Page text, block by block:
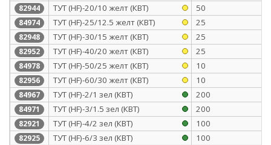
82944 ТУТ (HF)-20/10 желт (КВТ) 50
84974 ТУТ (HF)-25/12.5 желт (КВТ) 25
82948 ТУТ (HF)-30/15 желт (КВТ) 25
82952 ТУТ (HF)-40/20 желт (КВТ) 25
84978 ТУТ (HF)-50/25 желт (КВТ) 10
82956 ТУТ (HF)-60/30 желт (КВТ) 10
84967 ТУТ (HF)-2/1 зел (КВТ) 200
84971 ТУТ (HF)-3/1.5 зел (КВТ) 200
82921 ТУТ (HF)-4/2 зел (КВТ) 100
82925 ТУТ (HF)-6/3 зел (КВТ) 100